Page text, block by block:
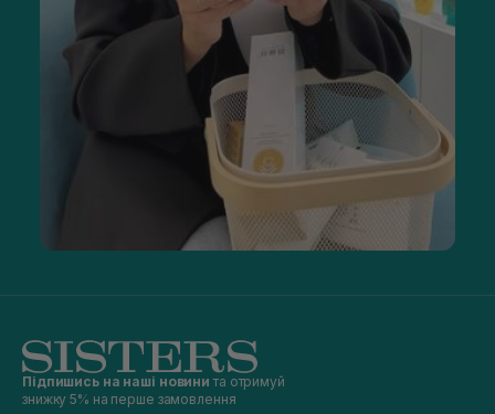
Підпишись на наші новини та отримуй
знижку 5% на перше замовлення